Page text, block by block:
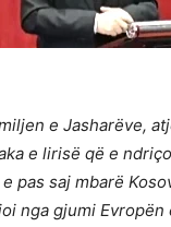
e Jasharëve,
e lirisë që e
pas saj mbarë
nga gjumi Evropën